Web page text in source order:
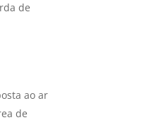
de
ao ar
de